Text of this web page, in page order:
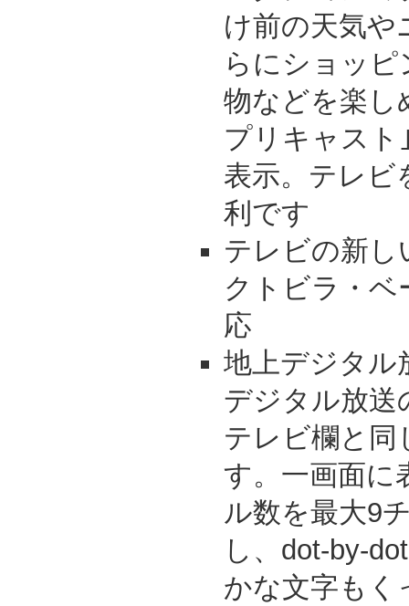
け前の天気や
らにショッ
物などを楽し
プリキャスト
表示。テレビ
利です
テレビの新し
クトビラ・ベ
応
地上デジタル
デジタル放送
テレビ欄と同
す。一画面に
ル数を最大9
し、dot-by-
かな文字もく